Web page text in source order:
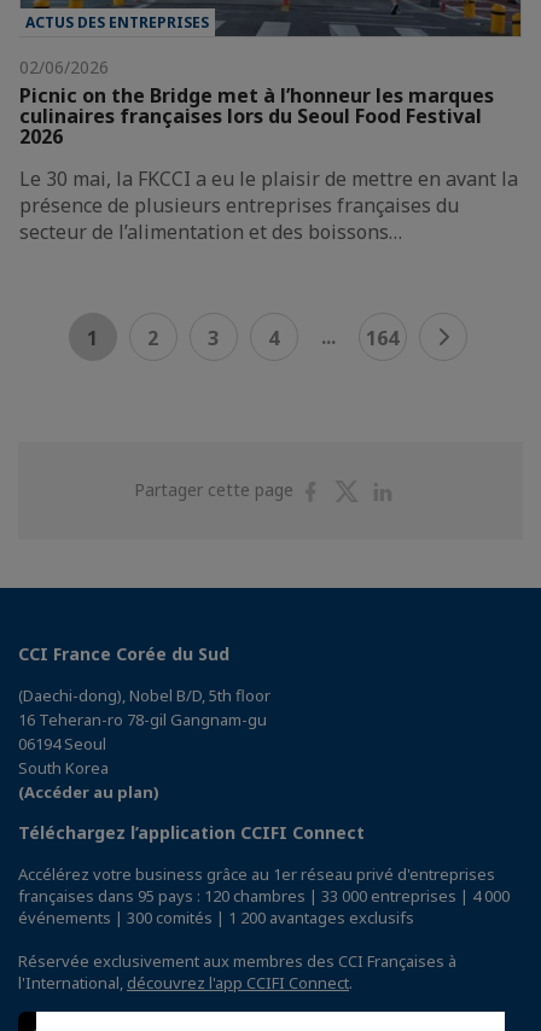
ACTUS DES ENTREPRISES
02/06/2026
Picnic on the Bridge met à l’honneur les marques
culinaires françaises lors du Seoul Food Festival
2026
Le 30 mai, la FKCCI a eu le plaisir de mettre en avant la
présence de plusieurs entreprises françaises du
secteur de l’alimentation et des boissons…
1 2 3 4 ... 164
Partager cette page
PartagerPartager
CCI France Corée du Sud
(Daechi-dong), Nobel B/D, 5th floor
16 Teheran-ro 78-gil Gangnam-gu
06194 Seoul
South Korea
(Accéder au plan)
Téléchargez l’application CCIFI Connect
Accélérez votre business grâce au 1er réseau privé d'entreprises
françaises dans 95 pays : 120 chambres | 33 000 entreprises | 4 000
événements | 300 comités | 1 200 avantages exclusifs
Réservée exclusivement aux membres des CCI Françaises à
l'International, découvrez l'app CCIFI Connect.